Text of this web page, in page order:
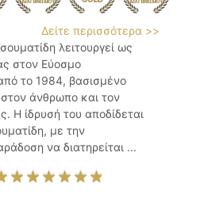
Δείτε περισσότερα >>
λειτουργεί ως
στον Εύοσμο
το 1984, βασισμένο
άνθρωπο και τον
Η ίδρυσή του αποδίδεται
με την
να διατηρείται ...